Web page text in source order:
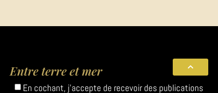
Entre terre et mer
En cochant, j'accepte de recevoir des publications